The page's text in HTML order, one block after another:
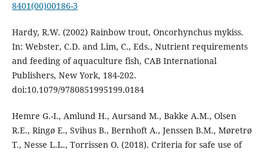
8401(00)00186-3
Hardy, R.W. (2002) Rainbow trout, Oncorhynchus mykiss.
In: Webster, C.D. and Lim, C., Eds., Nutrient requirements
and feeding of aquaculture fish, CAB International
Publishers, New York, 184-202.
doi:10.1079/9780851995199.0184
Hemre G.-I., Amlund H., Aursand M., Bakke A.M., Olsen
R.E., Ringø E., Svihus B., Bernhoft A., Jenssen B.M., Møretrø
T., Nesse L.L., Torrissen O. (2018). Criteria for safe use of